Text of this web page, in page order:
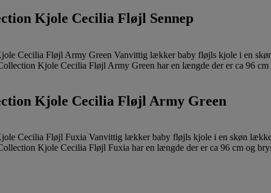
Kjole Cecilia Fløjl Sennep
Kjole Cecilia Fløjl Army Green